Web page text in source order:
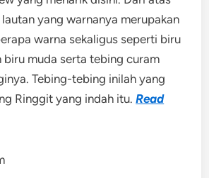
yang warnanya merupakan
warna sekaligus seperti biru
biru muda serta tebing curam
Tebing-tebing inilah yang
Ringgit yang indah itu.Read